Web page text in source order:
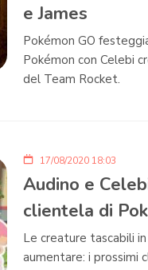
e James
Pokémon GO
Pokémon con Celebi
del Team Rocket.
17/08/2020 18:03
Audino e
clientela di
Le creature tascabili
aumentare: i prossimi